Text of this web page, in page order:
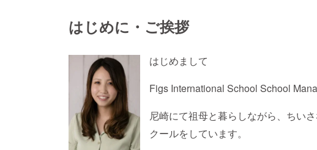
はじめに・ご挨拶
はじめまして
Figs International School School
尼崎にて祖母と暮らしながら、ちい
クールをしています。